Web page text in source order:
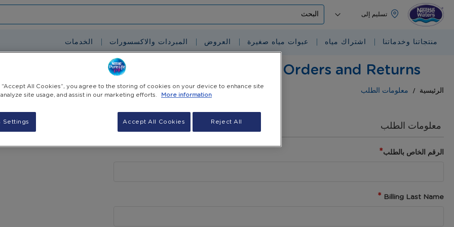
البحث
منتجاتنا وخدماتنا اشتراك مياه عبوات مياه صغيرة العروض المبردات والاكسسورات الخدمات
Orders and Returns
الرئيسية معلومات الطلب
معلومات الطلب
الرقم الخاص بالطلب
Billing Last Name
“Accept All Cookies”, you agree to the storing of cookies on your device to enhance site
site usage, and assist in our marketing efforts.
More information
Reject All
Accept All Cookies
Settings